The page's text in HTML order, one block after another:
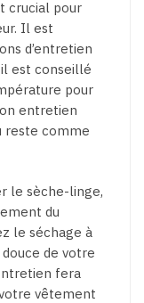
crucial pour
Il est
d’entretien
est conseillé
pour
entretien
reste comme
le sèche-linge,
du
le séchage à
de votre
fera
vêtement